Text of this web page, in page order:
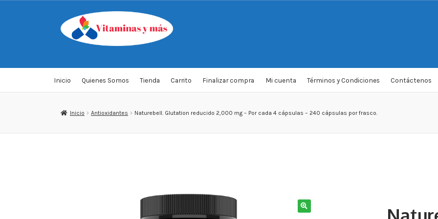
Saltar
a
navegación
al
contenido
Inicio Quienes Somos Tienda Carrito Finalizar compra Mi cuenta Términos y Condiciones Contáctenos
Inicio Antioxidantes Naturebell. Glutation reducido 2,000 mg – Por cada 4 cápsulas – 240 cápsulas por frasco.